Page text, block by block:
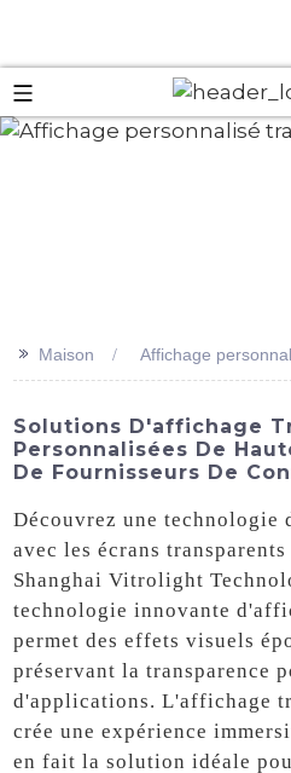
>> Maison Affichage
Solutions D'affichage
Personnalisées De
De Fournisseurs De
Découvrez une technologie
avec les écrans
Shanghai Vitrolight
technologie innovante
permet des effets visuels
préservant la transparence
d'applications. L'affichage
crée une expérience
en fait la solution idéale